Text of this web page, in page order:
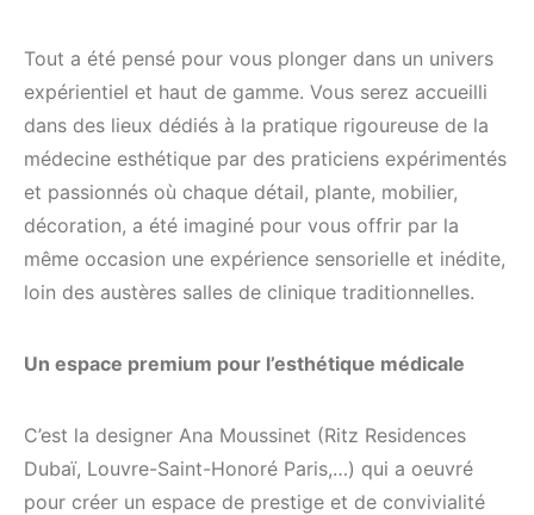
Tout a été pensé pour vous plonger dans un univers
expérientiel et haut de gamme. Vous serez accueilli
dans des lieux dédiés à la pratique rigoureuse de la
médecine esthétique par des praticiens expérimentés
et passionnés où chaque détail, plante, mobilier,
décoration, a été imaginé pour vous offrir par la
même occasion une expérience sensorielle et inédite,
loin des austères salles de clinique traditionnelles.
Un espace premium pour l’esthétique médicale
C’est la designer Ana Moussinet (Ritz Residences
Dubaï, Louvre-Saint-Honoré Paris,…) qui a oeuvré
pour créer un espace de prestige et de convivialité